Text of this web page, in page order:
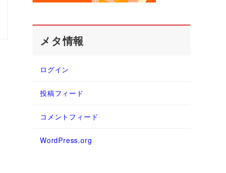
メタ情報
ログイン
投稿フィード
コメントフィード
WordPress.org